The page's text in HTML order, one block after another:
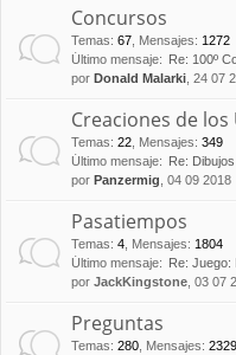
Concursos
Temas: 67 Mensajes: 1272
Último mensaje:
Re: 100º
por Donald Malarki , 24 07
Creaciones de
Temas: 22 Mensajes: 349
Último mensaje:
Re:
por Panzermig , 04 09 2018
Pasatiempos
Temas: 4 Mensajes: 1804
Último mensaje:
Re: Juego:
por JackKingstone , 03 07
Preguntas
Temas: 280 Mensajes: 2329